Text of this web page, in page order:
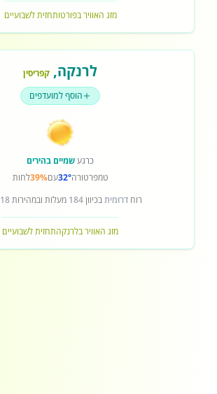
מזג האוויר בפורטותחזית לשבועיים
לרנקה, קפריסין
הוסף למועדפים
כרגעשמיים בהירים
טמפרטורה32°עם39%לחות
רוחדרומיתבכיוון184 מעלות ובמהירות18
מזג האוויר בלרנקהתחזית לשבועיים